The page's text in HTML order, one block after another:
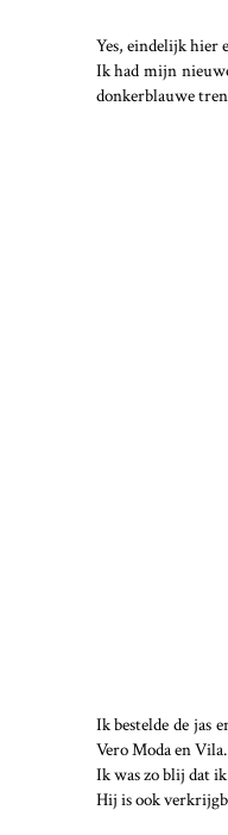
Yes, eindelijk hier
Ik had mijn
donkerblauwe
Ik bestelde de jas
Vero Moda en Vila.
Ik was zo blij dat
Hij is ook